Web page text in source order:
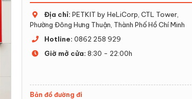
Địa chỉ: PETKIT by HeLiCorp, CTL Tower,
Phường Đông Hưng Thuận, Thành Phố Hồ Chí Minh
Hotline: 0862 258 929
Giờ mở cửa: 8:30 - 22:00h
Bản đồ đường đi